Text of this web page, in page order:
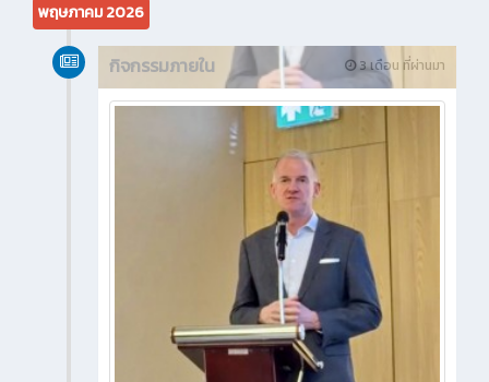
พฤษภาคม 2026
3 เดือน ที่ผ่านมา
กิจกรรมภายใน